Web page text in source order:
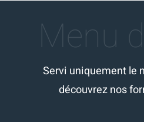
Menu
Servi uniquement le
découvrez nos